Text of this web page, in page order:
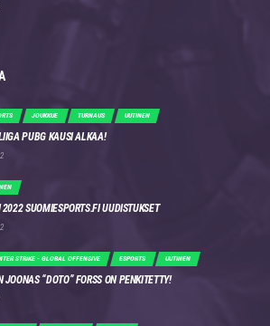
JOUKKUE TURNAUS UUTINEN
PUBG KAUSI ALKAA!
2022 SUOMIESPORTS.FI UUDISTUKSET
STRIKE - GLOBAL OFFENSIVE ESPORTS UUTINEN
JOONAS “DOTO” FORSS ON PENKITETTY!